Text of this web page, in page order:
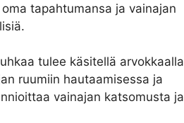
tapahtumansa ja vainajan
tulee käsitellä arvokkaalla
ruumiin hautaamisessa ja
vainajan katsomusta ja